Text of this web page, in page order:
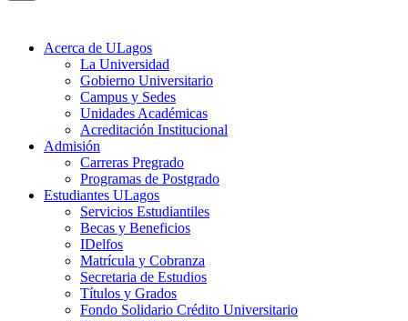
Acerca de ULagos
La Universidad
Gobierno Universitario
Campus y Sedes
Unidades Académicas
Acreditación Institucional
Admisión
Carreras Pregrado
Programas de Postgrado
Estudiantes ULagos
Servicios Estudiantiles
Becas y Beneficios
IDelfos
Matrícula y Cobranza
Secretaria de Estudios
Títulos y Grados
Fondo Solidario Crédito Universitario